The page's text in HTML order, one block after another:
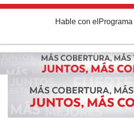
Hable con el Programa